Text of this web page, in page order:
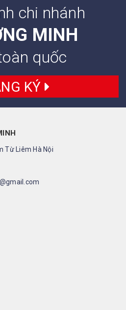
chi nhánh
MINH
quốc
KÝ
Từ Liêm Hà Nội